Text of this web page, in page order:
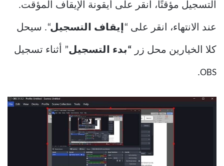
التسجيل مؤقتًا، انقر على أيقونة الإيقاف المؤقت.
عند الانتهاء، انقر على “إيقاف التسجيل“. سيحل
كلا الخيارين محل زر “بدء التسجيل” أثناء تسجيل
OBS.